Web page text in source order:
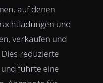
auf denen
und
verkaufen und
reduzierte
führte eine